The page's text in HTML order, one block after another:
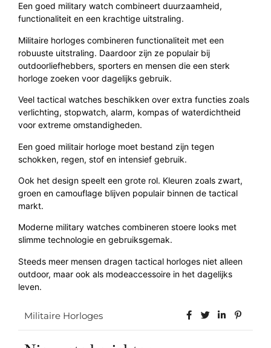
Een goed military watch combineert duurzaamheid,
functionaliteit en een krachtige uitstraling.
Militaire horloges combineren functionaliteit met een
robuuste uitstraling. Daardoor zijn ze populair bij
outdoorliefhebbers, sporters en mensen die een sterk
horloge zoeken voor dagelijks gebruik.
Veel tactical watches beschikken over extra functies zoals
verlichting, stopwatch, alarm, kompas of waterdichtheid
voor extreme omstandigheden.
Een goed militair horloge moet bestand zijn tegen
schokken, regen, stof en intensief gebruik.
Ook het design speelt een grote rol. Kleuren zoals zwart,
groen en camouflage blijven populair binnen de tactical
markt.
Moderne military watches combineren stoere looks met
slimme technologie en gebruiksgemak.
Steeds meer mensen dragen tactical horloges niet alleen
outdoor, maar ook als modeaccessoire in het dagelijks
leven.
Militaire Horloges